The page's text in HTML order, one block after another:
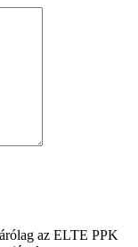
az ELTE PPK